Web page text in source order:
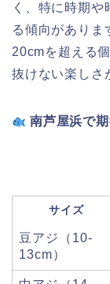
く、特に時期
る傾向がありま
20cmを超える
抜けない楽しさ
南芦屋浜で
サイズ
豆アジ（10-
13cm）